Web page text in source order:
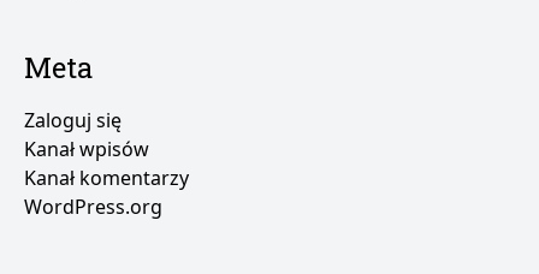
Meta
Zaloguj się
Kanał wpisów
Kanał komentarzy
WordPress.org